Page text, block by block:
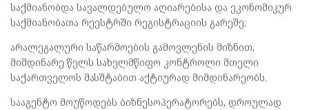
საქმიანობდა სავალდებულო აღიარებისა და ეკონომიკურ
საქმიანობათა რეესტრში რეგისტრაციის გარეშე;
არალეგალური საწარმოების გამოვლენის მიზნით,
მიმდინარე წელს სახელმწიფო კონტროლი მთელი
საქართველოს მასშტაბით აქტიურად მიმდინარეობს.
სააგენტო მოუწოდებს ბიზნესოპერატორებს, დროულად